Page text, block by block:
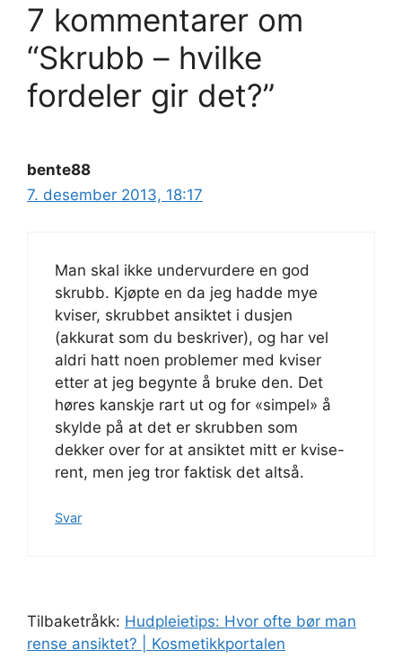
7 kommentarer om
“Skrubb – hvilke
fordeler gir det?”
bente88
7. desember 2013, 18:17
Man skal ikke undervurdere en god
skrubb. Kjøpte en da jeg hadde mye
kviser, skrubbet ansiktet i dusjen
(akkurat som du beskriver), og har vel
aldri hatt noen problemer med kviser
etter at jeg begynte å bruke den. Det
høres kanskje rart ut og for «simpel» å
skylde på at det er skrubben som
dekker over for at ansiktet mitt er kvise-
rent, men jeg tror faktisk det altså.
Svar
Tilbaketråkk: Hudpleietips: Hvor ofte bør man
rense ansiktet? | Kosmetikkportalen